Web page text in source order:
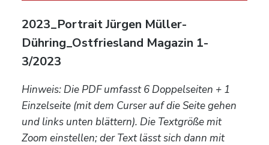
2023_Portrait Jürgen Müller-
Dühring_Ostfriesland Magazin 1-
3/2023
Hinweis: Die PDF umfasst 6 Doppelseiten + 1
Einzelseite (mit dem Curser auf die Seite gehen
und links unten blättern). Die Textgröße mit
Zoom einstellen; der Text lässt sich dann mit